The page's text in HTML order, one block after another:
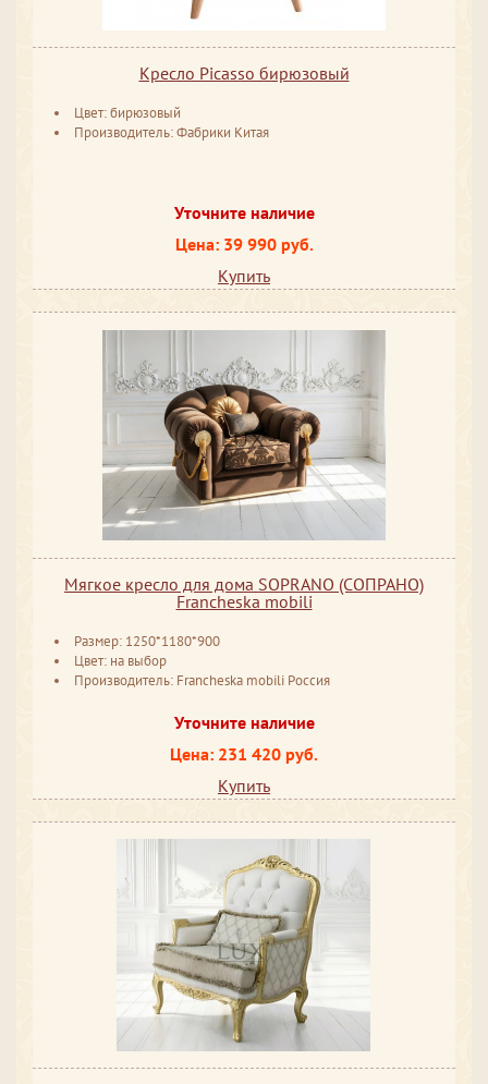
Кресло Picasso бирюзовый
Цвет: бирюзовый
Производитель: Фабрики Китая
Уточните наличие
Цена: 39 990 руб.
Купить
Мягкое кресло для дома SOPRANO (СОПРАНО)
Francheska mobili
Размер: 1250*1180*900
Цвет: на выбор
Производитель: Francheska mobili Россия
Уточните наличие
Цена: 231 420 руб.
Купить